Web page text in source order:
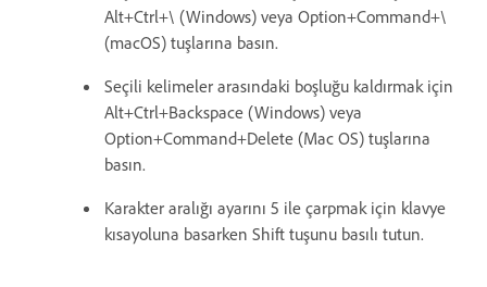
Alt+Ctrl+\ (Windows) veya Option+Command+\
(macOS) tuşlarına basın.
Seçili kelimeler arasındaki boşluğu kaldırmak için
Alt+Ctrl+Backspace (Windows) veya
Option+Command+Delete (Mac OS) tuşlarına
basın.
Karakter aralığı ayarını 5 ile çarpmak için klavye
kısayoluna basarken Shift tuşunu basılı tutun.